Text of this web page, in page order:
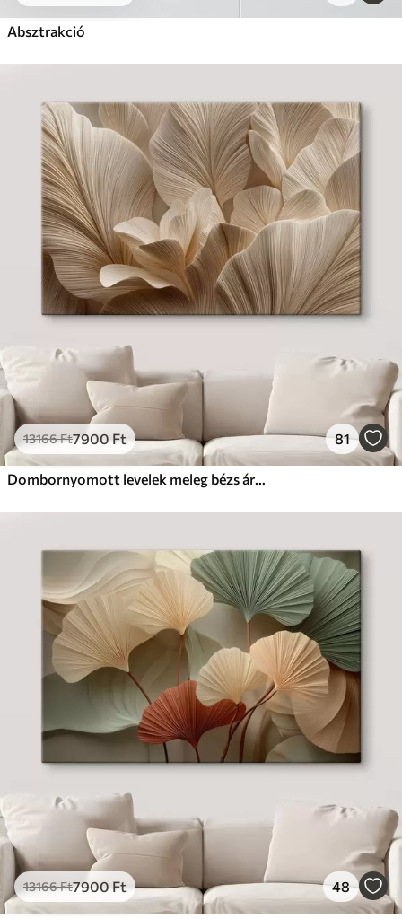
Absztrakció
13166Ft7900 Ft 81
Dombornyomott levelek meleg bézs árnyalatokban
13166Ft7900Ft 48